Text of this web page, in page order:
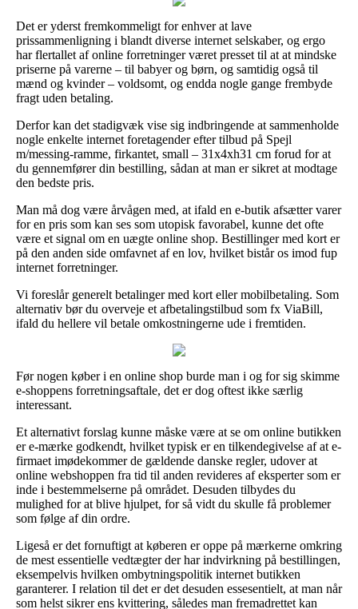
Det er yderst fremkommeligt for enhver at lave
prissammenligning i blandt diverse internet selskaber, og ergo
har flertallet af online forretninger været presset til at at mindske
priserne på varerne – til babyer og børn, og samtidig også til
mænd og kvinder – voldsomt, og endda nogle gange frembyde
fragt uden betaling.
Derfor kan det stadigvæk vise sig indbringende at sammenholde
nogle enkelte internet foretagender efter tilbud på Spejl
m/messing-ramme, firkantet, small – 31x4xh31 cm forud for at
du gennemfører din bestilling, sådan at man er sikret at modtage
den bedste pris.
Man må dog være årvågen med, at ifald en e-butik afsætter varer
for en pris som kan ses som utopisk favorabel, kunne det ofte
være et signal om en uægte online shop. Bestillinger med kort er
på den anden side omfavnet af en lov, hvilket bistår os imod fup
internet forretninger.
Vi foreslår generelt betalinger med kort eller mobilbetaling. Som
alternativ bør du overveje et afbetalingstilbud som fx ViaBill,
ifald du hellere vil betale omkostningerne ude i fremtiden.
Før nogen køber i en online shop burde man i og for sig skimme
e-shoppens forretningsaftale, det er dog oftest ikke særlig
interessant.
Et alternativt forslag kunne måske være at se om online butikken
er e-mærke godkendt, hvilket typisk er en tilkendegivelse af at e-
firmaet imødekommer de gældende danske regler, udover at
online webshoppen fra tid til anden revideres af eksperter som er
inde i bestemmelserne på området. Desuden tilbydes du
mulighed for at blive hjulpet, for så vidt du skulle få problemer
som følge af din ordre.
Ligeså er det fornuftigt at køberen er oppe på mærkerne omkring
de mest essentielle vedtægter der har indvirkning på bestillingen,
eksempelvis hvilken ombytningspolitik internet butikken
garanterer. I relation til det er det desuden essesentielt, at man når
som helst sikrer ens kvittering, således man fremadrettet kan